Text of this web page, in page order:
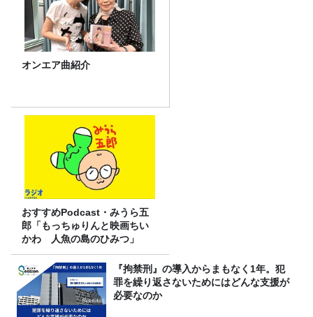
オンエア曲紹介
おすすめPodcast・みうら五
郎「もっちゅりんと映画ちい
かわ 人魚の島のひみつ」
『拘禁刑』の導入からまもなく1年。犯
罪を繰り返さないためにはどんな支援が
必要なのか